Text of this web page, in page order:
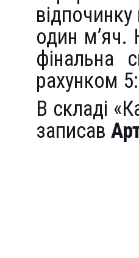
один м’яч.
фінальна
рахунком
В складі
записав